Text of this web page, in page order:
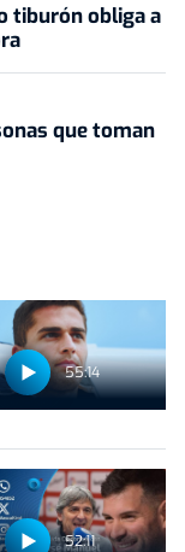
tiburón obliga a
que toman
55:14
52:11